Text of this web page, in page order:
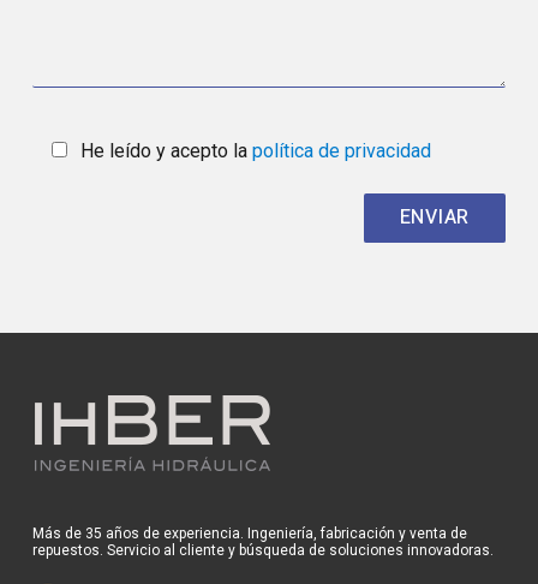
He leído y acepto la política de privacidad
Más de 35 años de experiencia. Ingeniería, fabricación y venta de
repuestos. Servicio al cliente y búsqueda de soluciones innovadoras.